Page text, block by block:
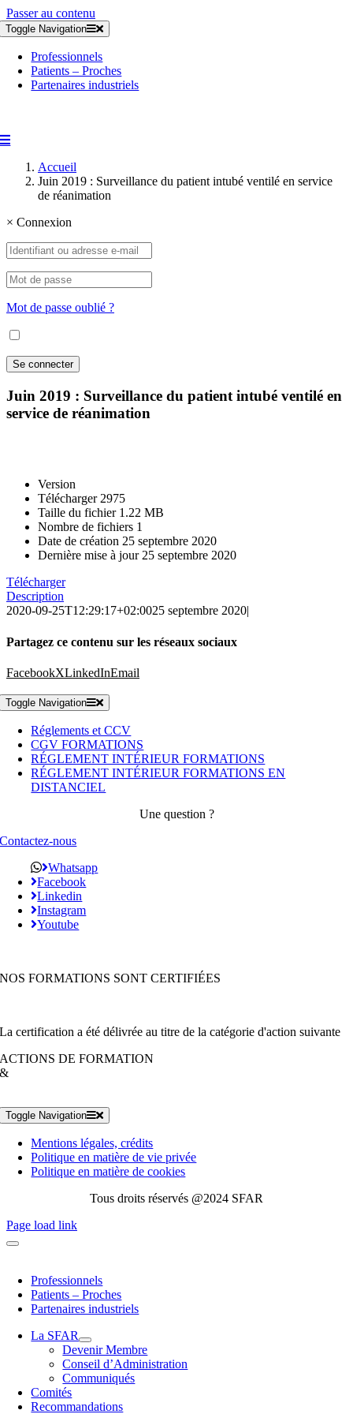
Passer au contenu
Toggle Navigation
Professionnels
Patients – Proches
Partenaires industriels
Accueil
Juin 2019 : Surveillance du patient intubé ventilé en service
de réanimation
× Connexion
Mot de passe oublié ?
Juin 2019 : Surveillance du patient intubé ventilé en
service de réanimation
Version
Télécharger2975
Taille du fichier 1.22 MB
Nombre de fichiers 1
Date de création 25 septembre 2020
Dernière mise à jour25 septembre 2020
Télécharger
Description
2020-09-25T12:29:17+02:0025 septembre 2020|
Partagez ce contenu sur les réseaux sociaux
FacebookXLinkedInEmail
Toggle Navigation
Réglements et CCV
CGV FORMATIONS
RÉGLEMENT INTÉRIEUR FORMATIONS
RÉGLEMENT INTÉRIEUR FORMATIONS EN
DISTANCIEL
Une question ?
Contactez-nous
Whatsapp
Facebook
Linkedin
Instagram
Youtube
NOS FORMATIONS SONT CERTIFIÉES
La certification a été délivrée au titre de la catégorie d'action suivante
ACTIONS DE FORMATION
&
Toggle Navigation
Mentions légales, crédits
Politique en matière de vie privée
Politique en matière de cookies
Tous droits réservés @2024 SFAR
Page load link
Professionnels
Patients – Proches
Partenaires industriels
La SFAR
Devenir Membre
Conseil d’Administration
Communiqués
Comités
Recommandations